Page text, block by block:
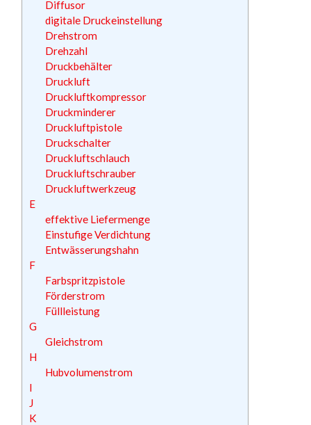
Diffusor
digitale Druckeinstellung
Drehstrom
Drehzahl
Druckbehälter
Druckluft
Druckluftkompressor
Druckminderer
Druckluftpistole
Druckschalter
Druckluftschlauch
Druckluftschrauber
Druckluftwerkzeug
E
effektive Liefermenge
Einstufige Verdichtung
Entwässerungshahn
F
Farbspritzpistole
Förderstrom
Füllleistung
G
Gleichstrom
H
Hubvolumenstrom
I
J
K